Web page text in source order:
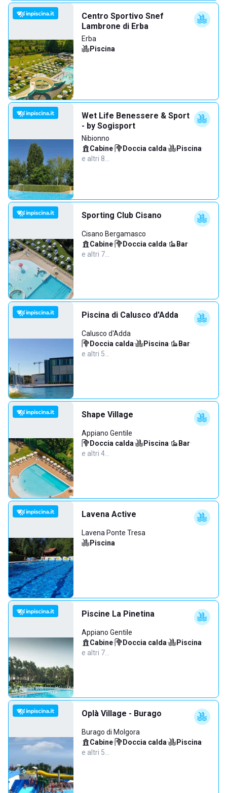
Centro Sportivo Snef
Lambrone di Erba
Erba
Piscina
Wet Life Benessere & Sport
- by Sogisport
Nibionno
Cabine· Doccia calda· Piscina·
e altri 8…
Sporting Club Cisano
Cisano Bergamasco
Cabine· Doccia calda· Bar·
e altri 7…
Piscina di Calusco d'Adda
Calusco d'Adda
Doccia calda· Piscina· Bar·
e altri 5…
Shape Village
Appiano Gentile
Doccia calda· Piscina· Bar·
e altri 4…
Lavena Active
Lavena Ponte Tresa
Piscina
Piscine La Pinetina
Appiano Gentile
Cabine· Doccia calda· Piscina·
e altri 7…
Oplà Village - Burago
Burago di Molgora
Cabine· Doccia calda· Piscina·
e altri 5…